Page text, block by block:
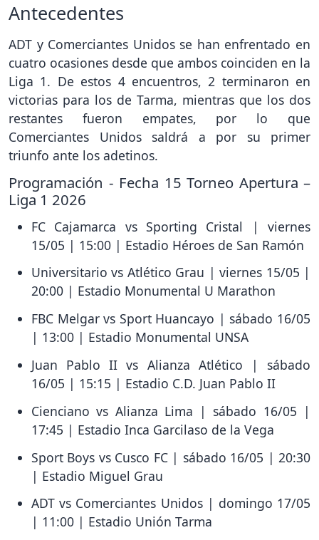
Antecedentes
ADT y Comerciantes Unidos se han enfrentado en
cuatro ocasiones desde que ambos coinciden en la
Liga 1. De estos 4 encuentros, 2 terminaron en
victorias para los de Tarma, mientras que los dos
restantes fueron empates, por lo que
Comerciantes Unidos saldrá a por su primer
triunfo ante los adetinos.
Programación - Fecha 15 Torneo Apertura –
Liga 1 2026
FC Cajamarca vs Sporting Cristal | viernes
15/05 | 15:00 | Estadio Héroes de San Ramón
Universitario vs Atlético Grau | viernes 15/05 |
20:00 | Estadio Monumental U Marathon
FBC Melgar vs Sport Huancayo | sábado 16/05
| 13:00 | Estadio Monumental UNSA
Juan Pablo II vs Alianza Atlético | sábado
16/05 | 15:15 | Estadio C.D. Juan Pablo II
Cienciano vs Alianza Lima | sábado 16/05 |
17:45 | Estadio Inca Garcilaso de la Vega
Sport Boys vs Cusco FC | sábado 16/05 | 20:30
| Estadio Miguel Grau
ADT vs Comerciantes Unidos | domingo 17/05
| 11:00 | Estadio Unión Tarma